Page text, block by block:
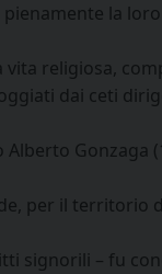
la
religiosa,
dai ceti
Gonzaga
per il territorio
signorili – fu